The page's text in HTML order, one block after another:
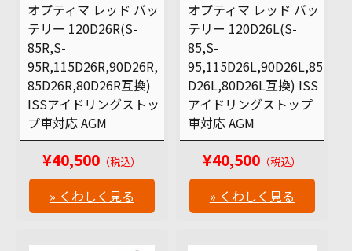
オプティマ レッド バッ
テリー 120D26R(S-
85R,S-
95R,115D26R,90D26R,
85D26R,80D26R互換)
ISSアイドリングストッ
プ車対応 AGM
¥40,500 （税込）
» くわしく見る
オプティマ レッド バッ
テリー 120D26L(S-
85,S-
95,115D26L,90D26L,85
D26L,80D26L互換) ISS
アイドリングストップ
車対応 AGM
¥40,500 （税込）
» くわしく見る